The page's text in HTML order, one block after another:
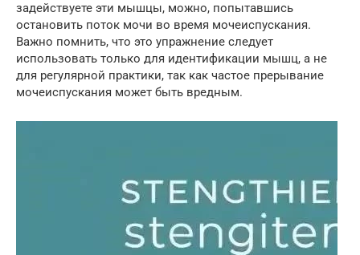
задействуете эти мышцы, можно, попытавшись
остановить поток мочи во время мочеиспускания.
Важно помнить, что это упражнение следует
использовать только для идентификации мышц, а не
для регулярной практики, так как частое прерывание
мочеиспускания может быть вредным.